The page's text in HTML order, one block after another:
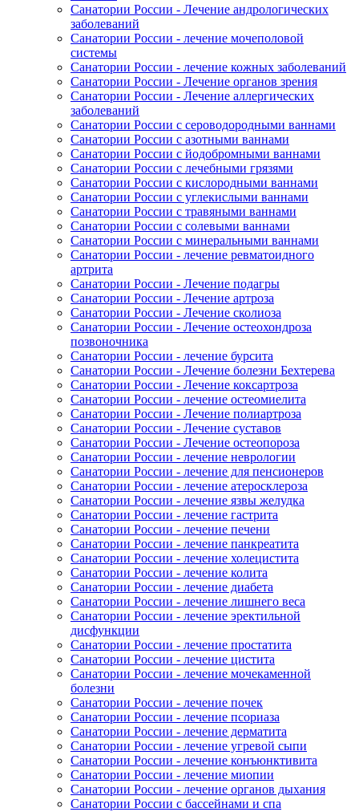
Санатории России - Лечение андрологических
заболеваний
Санатории России - лечение мочеполовой
системы
Санатории России - лечение кожных заболеваний
Санатории России - Лечение органов зрения
Санатории России - Лечение аллергических
заболеваний
Санатории России с сероводородными ваннами
Санатории России с азотными ваннами
Санатории России с йодобромными ваннами
Санатории России с лечебными грязями
Санатории России с кислородными ваннами
Санатории России с углекислыми ваннами
Санатории России с травяными ваннами
Санатории России с солевыми ваннами
Санатории России с минеральными ваннами
Санатории России - лечение ревматоидного
артрита
Санатории России - Лечение подагры
Санатории России - Лечение артроза
Санатории России - Лечение сколиоза
Санатории России - Лечение остеохондроза
позвоночника
Санатории России - лечение бурсита
Санатории России - Лечение болезни Бехтерева
Санатории России - Лечение коксартроза
Санатории России - лечение остеомиелита
Санатории России - Лечение полиартроза
Санатории России - Лечение суставов
Санатории России - Лечение остеопороза
Санатории России - лечение неврологии
Санатории России - лечение для пенсионеров
Санатории России - лечение атеросклероза
Санатории России - лечение язвы желудка
Санатории России - лечение гастрита
Санатории России - лечение печени
Санатории России - лечение панкреатита
Санатории России - лечение холецистита
Санатории России - лечение колита
Санатории России - лечение диабета
Санатории России - лечение лишнего веса
Санатории России - лечение эректильной
дисфункции
Санатории России - лечение простатита
Санатории России - лечение цистита
Санатории России - лечение мочекаменной
болезни
Санатории России - лечение почек
Санатории России - лечение псориаза
Санатории России - лечение дерматита
Санатории России - лечение угревой сыпи
Санатории России - лечение конъюнктивита
Санатории России - лечение миопии
Санатории России - лечение органов дыхания
Санатории России с бассейнами и спа